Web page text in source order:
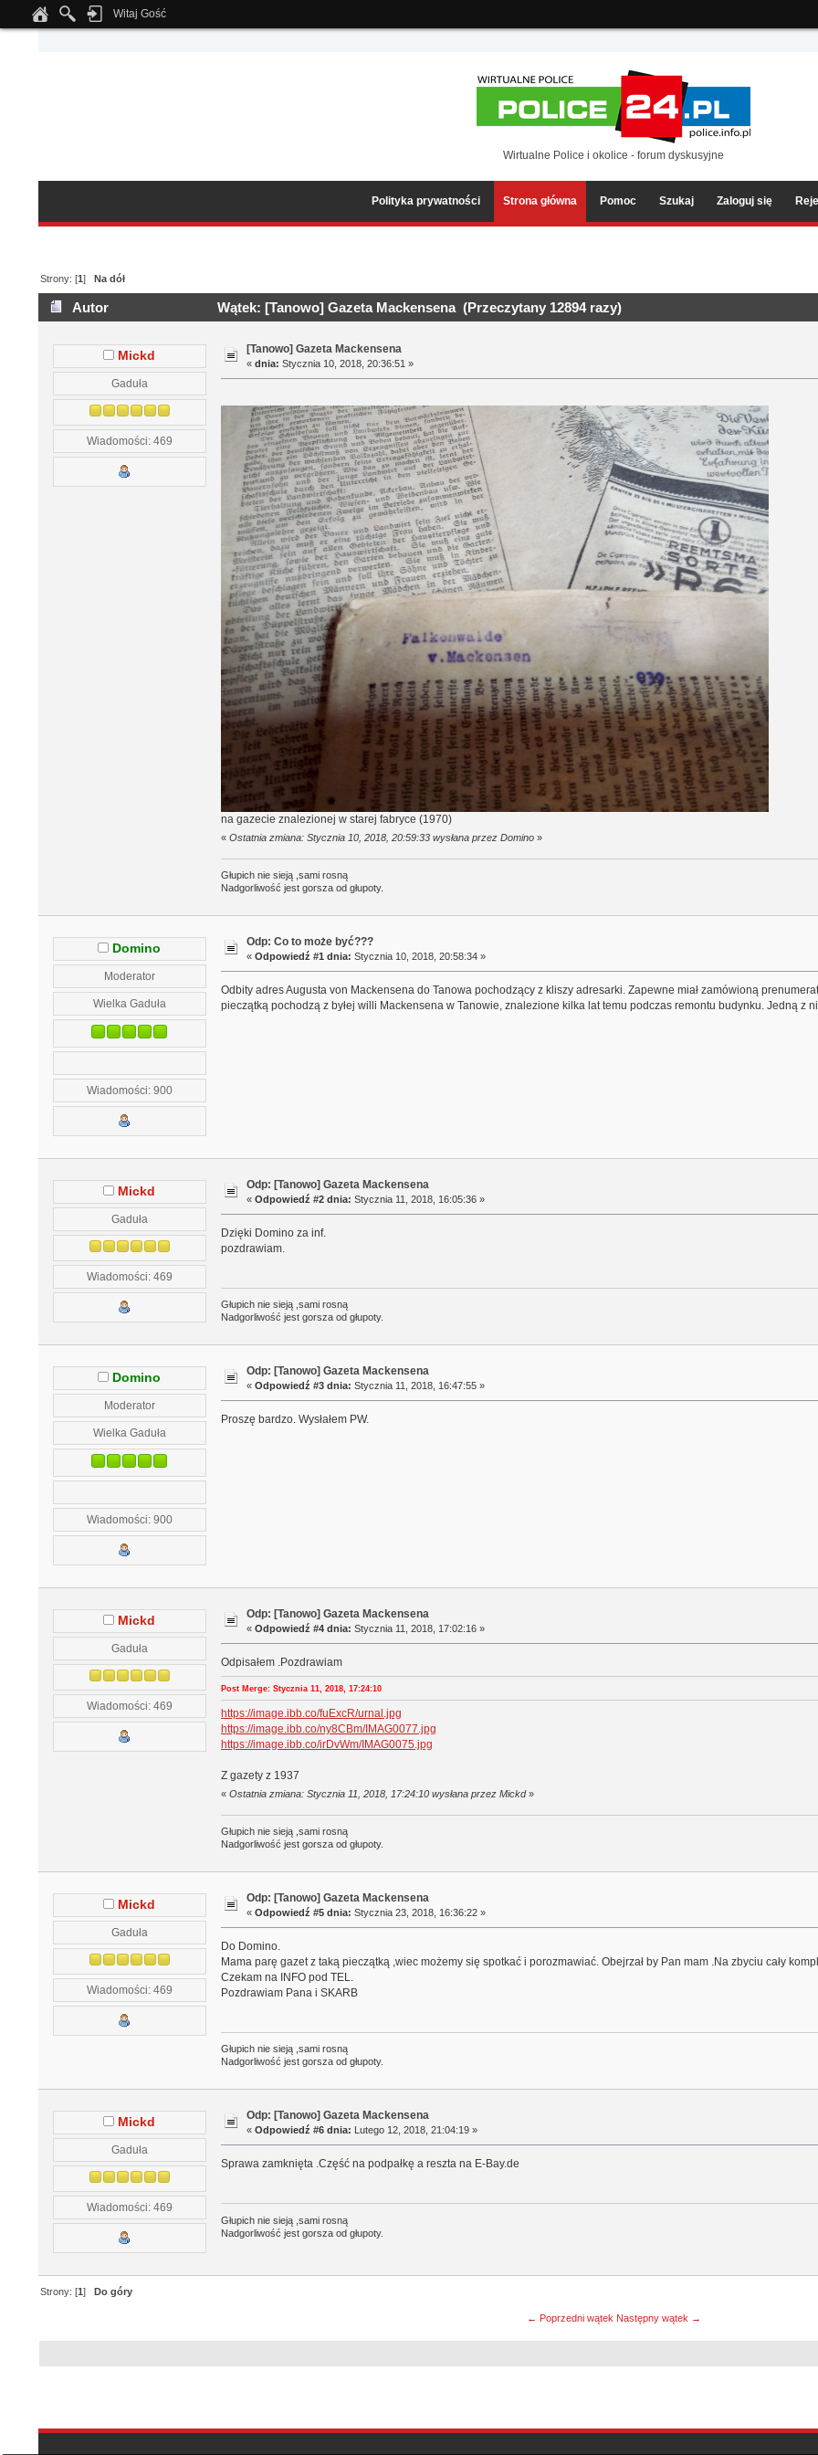
Notice: Undefined index: tapatalk_body_hook in
Witaj Gość
Wirtualne Police i okolice - forum dyskusyjne
Polityka prywatności Strona główna Pomoc Szukaj Zaloguj się
Strony: [1]Na dół
Autor Wątek: [Tanowo] Gazeta Mackensena (Przeczytany 12894 razy)
Mickd
Gaduła
Wiadomości: 469
[Tanowo] Gazeta Mackensena
«dnia: Stycznia 10, 2018, 20:36:51 »
na gazecie znalezionej w starej fabryce (1970)
« Ostatnia zmiana: Stycznia 10, 2018, 20:59:33 wysłana przez Domino»
Głupich nie sieją ,sami rosną
Nadgorliwość jest gorsza od głupoty.
Domino
Moderator
Wielka Gaduła
Wiadomości: 900
Odp: Co to może być???
«Odpowiedź #1 dnia: Stycznia 10, 2018, 20:58:34 »
Odbity adres Augusta von Mackensena do Tanowa pochodzący z kliszy adresarki. Zapewne miał zamówioną
pieczątką pochodzą z byłej willi Mackensena w Tanowie, znalezione kilka lat temu podczas remontu budynku. Jedną z
Mickd
Gaduła
Wiadomości: 469
Odp: [Tanowo] Gazeta Mackensena
«Odpowiedź #2 dnia: Stycznia 11, 2018, 16:05:36 »
Dzięki Domino za inf.
pozdrawiam.
Głupich nie sieją ,sami rosną
Nadgorliwość jest gorsza od głupoty.
Domino
Moderator
Wielka Gaduła
Wiadomości: 900
Odp: [Tanowo] Gazeta Mackensena
«Odpowiedź #3 dnia: Stycznia 11, 2018, 16:47:55 »
Proszę bardzo. Wysłałem PW.
Mickd
Gaduła
Wiadomości: 469
Odp: [Tanowo] Gazeta Mackensena
«Odpowiedź #4 dnia: Stycznia 11, 2018, 17:02:16 »
Odpisałem .Pozdrawiam
Post Merge: Stycznia 11, 2018, 17:24:10
https://image.ibb.co/fuExcR/urnal.jpg
https://image.ibb.co/ny8CBm/IMAG0077.jpg
https://image.ibb.co/irDvWm/IMAG0075.jpg
Z gazety z 1937
« Ostatnia zmiana: Stycznia 11, 2018, 17:24:10 wysłana przez Mickd»
Głupich nie sieją ,sami rosną
Nadgorliwość jest gorsza od głupoty.
Mickd
Gaduła
Wiadomości: 469
Odp: [Tanowo] Gazeta Mackensena
«Odpowiedź #5 dnia: Stycznia 23, 2018, 16:36:22 »
Do Domino.
Mama parę gazet z taką pieczątką ,wiec możemy się spotkać i porozmawiać. Obejrzał by Pan mam .Na zbyciu cały
Czekam na INFO pod TEL.
Pozdrawiam Pana i SKARB
Głupich nie sieją ,sami rosną
Nadgorliwość jest gorsza od głupoty.
Mickd
Gaduła
Wiadomości: 469
Odp: [Tanowo] Gazeta Mackensena
«Odpowiedź #6 dnia: Lutego 12, 2018, 21:04:19 »
Sprawa zamknięta .Część na podpałkę a reszta na E-Bay.de
Głupich nie sieją ,sami rosną
Nadgorliwość jest gorsza od głupoty.
Strony: [1]Do góry
← Poprzedni wątek Następny wątek →